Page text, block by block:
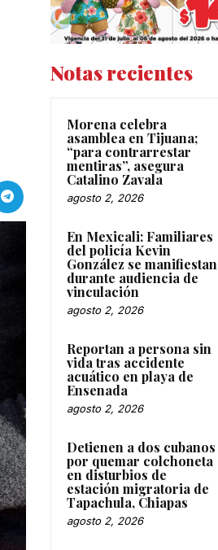
Notas recientes
Morena celebra
asamblea en Tijuana;
“para contrarrestar
mentiras”, asegura
Catalino Zavala
agosto 2, 2026
En Mexicali: Familiares
del policía Kevin
González se manifiestan
durante audiencia de
vinculación
agosto 2, 2026
Reportan a persona sin
vida tras accidente
acuático en playa de
Ensenada
agosto 2, 2026
Detienen a dos cubanos
por quemar colchoneta
en disturbios de
estación migratoria de
Tapachula, Chiapas
agosto 2, 2026